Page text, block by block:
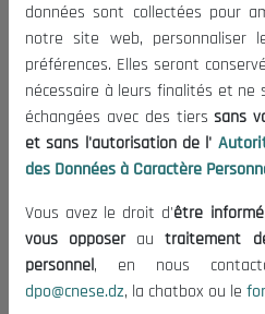
Le CNESE
A Propos
Le président
Organisation
Publications
Informations utiles
Appels d'offres et
Mentions Légales
données sont collectées pour
notre site web, personnaliser
préférences. Elles seront
nécessaire à leurs finalités et ne
échangées avec des tierssans
et sans l'autorisation de l'
des Données à Caractère
Vous avez le droit d'être informé
vous opposerautraitement
personnel, en nous
dpo@cnese.dz, la chatbox ou le